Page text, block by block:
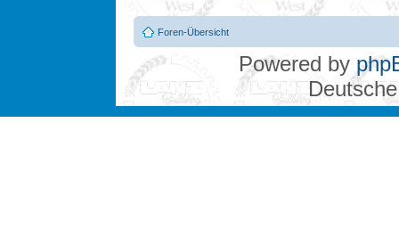
Foren-Übersicht
Powered by